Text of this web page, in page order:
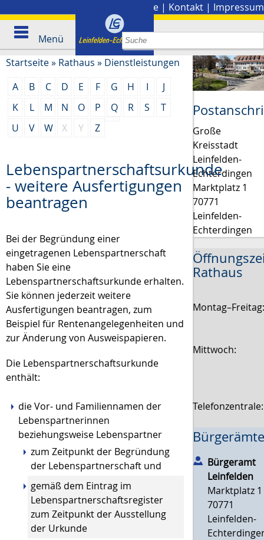
Presse | Kontakt | Impressum
Menü
Startseite» Rathaus » Dienstleistungen
A
B C D E F G H I
J
K
L M N O P Q R S
T
U
V W X Y Z
Lebenspartnerschaftsurkunde
- weitere Ausfertigungen
beantragen
Bei der Begründung einer
eingetragenen Lebenspartnerschaft
haben Sie eine
Lebenspartnerschaftsurkunde erhalten.
Sie können jederzeit weitere
Ausfertigungen beantragen, zum
Beispiel für Rentenangelegenheiten und
zur Änderung von Ausweispapieren.
Die Lebenspartnerschaftsurkunde
enthält:
die Vor- und Familiennamen der
Lebenspartnerinnen
beziehungsweise Lebenspartner
zum Zeitpunkt der Begründung
der Lebenspartnerschaft und
gemäß dem Eintrag im
Lebenspartnerschaftsregister
zum Zeitpunkt der Ausstellung
der Urkunde
Große
Kreisstadt
Leinfelden-
Echterdingen
Marktplatz 1
70771
Leinfelden-
Echterdingen
Rathaus
Mittwoch:
Bürgeramt
Leinfelden
Marktplatz 1
70771
Leinfelden-